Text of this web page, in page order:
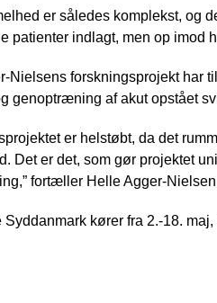
er således komplekst, og
patienter indlagt, men op imod
Nielsens forskningsprojekt har
genoptræning af akut opstået
er helstøbt, da det
Det er det, som gør projektet
fortæller Helle Agger-
Syddanmark kører fra 2.-18.